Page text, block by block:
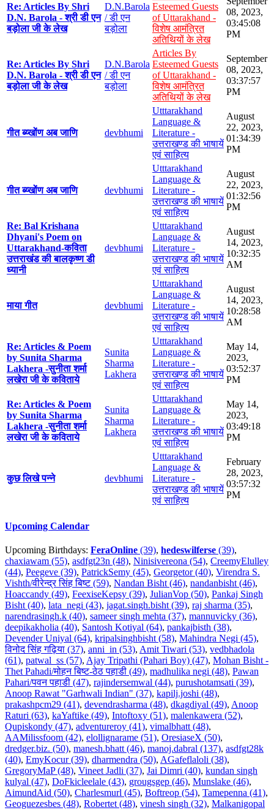
Re: Articles By Shri
D.N. Barola - श्री डी एन
बड़ोला जी के लेख
D.N.Barola
/ डी एन
बड़ोला
Esteemed Guests
of Uttarakhand -
विशेष आमंत्रित
अतिथियों के लेख
08, 2023,
03:45:08
PM
Re: Articles By Shri
D.N. Barola - श्री डी एन
बड़ोला जी के लेख
D.N.Barola
/ डी एन
बड़ोला
Articles By
Esteemed Guests
of Uttarakhand -
विशेष आमंत्रित
अतिथियों के लेख
September
08, 2023,
03:37:57
PM
गीत ब्य्खोंण अब जाणि devbhumi
Utttarakhand
Language &
Literature -
उत्तराखण्ड की भाषायें
एवं साहित्य
August
22, 2023,
01:34:39
PM
गीत ब्य्खोंण अब जाणि devbhumi
Utttarakhand
Language &
Literature -
उत्तराखण्ड की भाषायें
एवं साहित्य
August
22, 2023,
01:32:56
PM
Re: Bal Krishana
Dhyani's Poem on
Uttarakhand-कविता
उत्तराखंड की बालकृष्ण डी
ध्यानी
devbhumi
Utttarakhand
Language &
Literature -
उत्तराखण्ड की भाषायें
एवं साहित्य
August
14, 2023,
10:32:35
AM
माया गीत devbhumi
Utttarakhand
Language &
Literature -
उत्तराखण्ड की भाषायें
एवं साहित्य
August
14, 2023,
10:28:58
AM
Re: Articles & Poem
by Sunita Sharma
Lakhera -सुनीता शर्मा
लखेरा जी के कविताये
Sunita
Sharma
Lakhera
Utttarakhand
Language &
Literature -
उत्तराखण्ड की भाषायें
एवं साहित्य
May 14,
2023,
03:52:37
PM
Re: Articles & Poem
by Sunita Sharma
Lakhera -सुनीता शर्मा
लखेरा जी के कविताये
Sunita
Sharma
Lakhera
Utttarakhand
Language &
Literature -
उत्तराखण्ड की भाषायें
एवं साहित्य
May 14,
2023,
03:49:18
PM
कुछ लिखे पन्ने devbhumi
Utttarakhand
Language &
Literature -
उत्तराखण्ड की भाषायें
एवं साहित्य
February
28, 2023,
03:57:32
PM
Upcoming Calendar
Upcoming Birthdays: FeraOnline (39), hedeswilferse (39),
chaxiawam (55), asdfgt23n (48), Ninisivereona (54), CreemyElulley
(44), Peegeve (39), PatrickSemy (45), Georgetor (40), Virendra S.
Vishth/वीरेन्द्र सिंह बिष्ट (59), Nandan Bisht (46), nandanbisht (46),
Hoaccandy (49), FeexiseKepsy (39), JulianVop (50), Pankaj Singh
Bisht (40), lata_negi (43), jagat.singh.bisht (39), raj sharma (35),
narendrasingh.k (40), sameer singh mehta (37), mannuvicky (36),
deepikakholia (40), Santosh Kotiyal (64), pankajbisth (38),
Devender Uniyal (64), kripalsinghbisht (58), Mahindra Negi (45),
विनोद सिंह गढ़िया (37), anni_in (53), Amit Tiwari (53), vedbhadola
(61), patwal_ss (57), Ajay Tripathi (Pahari Boy) (47), Mohan Bisht -
Thet Pahadi/मोहन बिष्ट-ठेठ पहाडी (49), madhulika negi (48), Pawan
Pahari/पवन पहाडी (47), rajindersemwal (44), purushotamsati (39),
Anoop Rawat "Garhwali Indian" (37), kapilj.joshi (48),
prakashpcm29 (41), devendrasharma (48), dkagdiyal (49), Anoop
Raturi (63), kaYaftike (49), Intoftoxy (51), malenkawera (52),
Qupiskondy (47), adventureroy (41), vimalbhatt (48),
AAMilissfoom (42), elollignarame (51), OresiaseX (50),
dredger.biz. (50), manesh.bhatt (46), manoj.dabral (137), asdfgt28k
(40), EmyKocur (39), dharmendra (50), AGafeflaloli (38),
GregoryMaP (48), Vineet Jadli (37), Jai Dimri (40), kundan singh
kulyal (47), DoFkicleelale (43), grougsgep (46), Munslake (46),
AimundAid (50), Charlesmurl (45), Boftreop (54), Tamepenna (41),
Geoguezesbes (48), Robertet (48), vinesh singh (32), Malkanigopal